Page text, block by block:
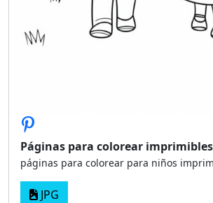
Páginas para colorear
páginas para colorear para niños
JPG